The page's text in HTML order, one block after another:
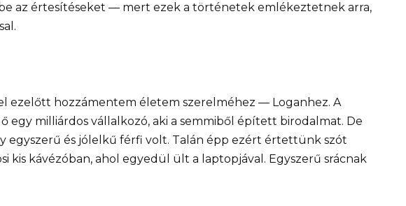
be az értesítéseket — mert ezek a történetek emlékeztetnek arra,
ezelőtt hozzámentem életem szerelméhez — Loganhez. A
egy milliárdos vállalkozó, aki a semmiből épített birodalmat. De
egyszerű és jólelkű férfi volt. Talán épp ezért értettünk szót
kis kávézóban, ahol egyedül ült a laptopjával. Egyszerű srácnak